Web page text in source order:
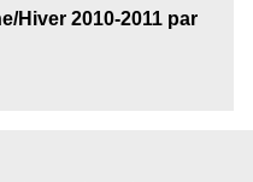
Hiver 2010-2011 par